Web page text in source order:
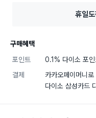
휴일
구매혜택
포인트
0.1% 다이소 포인
결제
카카오페이머니
다이소 삼성카드